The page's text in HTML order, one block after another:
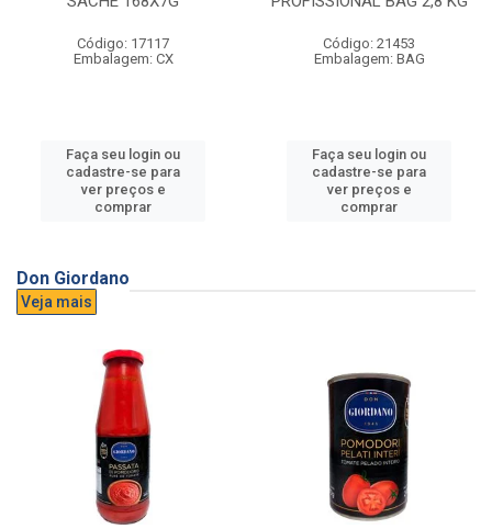
Código: 17117
Embalagem: CX
Faça seu login ou
cadastre-se para
ver preços e
comprar
Código: 21453
Embalagem: BAG
Faça seu login ou
cadastre-se para
ver preços e
comprar
Don Giordano
Veja mais